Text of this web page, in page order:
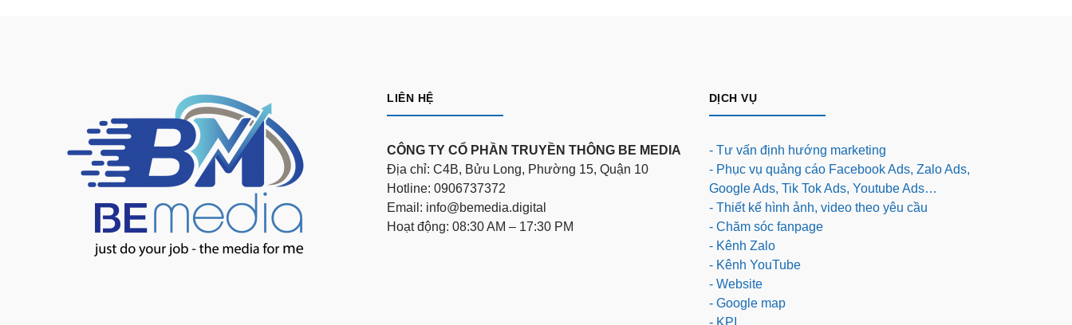
LIÊN HỆ
CÔNG TY CỔ PHẦN TRUYỀN THÔNG BE MEDIA
Địa chỉ: C4B, Bửu Long, Phường 15, Quận 10
Hotline: 0906737372
Email: info@bemedia.digital
Hoạt động: 08:30 AM – 17:30 PM
DỊCH VỤ
- Tư vấn định hướng marketing
- Phục vụ quảng cáo Facebook Ads, Zalo Ads,
Google Ads, Tik Tok Ads, Youtube Ads…
- Thiết kế hình ảnh, video theo yêu cầu
- Chăm sóc fanpage
- Kênh Zalo
- Kênh YouTube
- Website
- Google map
- KPI